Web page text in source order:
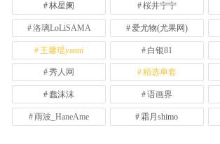
林星阑 桜井宁宁
洛璃LoLiSAMA 爱尤物(尤果网)
王馨瑶yanni 白银81
秀人网 精选单套
蠢沫沫 语画界
雨波_HaneAme 霜月shimo